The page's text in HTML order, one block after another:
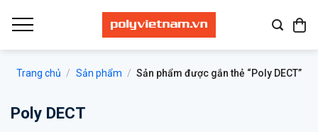
qua
Trang chủ / Sản phẩm / Sản phẩm được gắn thẻ “Poly DECT”
Poly DECT